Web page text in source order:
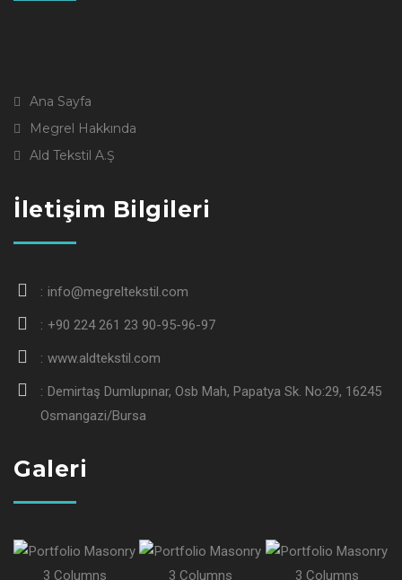
Ana Sayfa
Megrel Hakkında
Ald Tekstil A.Ş
İletişim Bilgileri
info@megreltekstil.com
+90 224 261 23 90-95-96-97
www.aldtekstil.com
Demirtaş Dumlupınar, Osb Mah, Papatya Sk. No:29, 16245
Osmangazi/Bursa
Galeri